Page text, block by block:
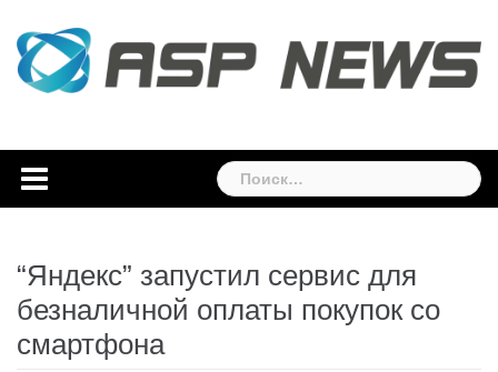
content
Найти:
“Яндекс” запустил сервис для
безналичной оплаты покупок со
смартфона